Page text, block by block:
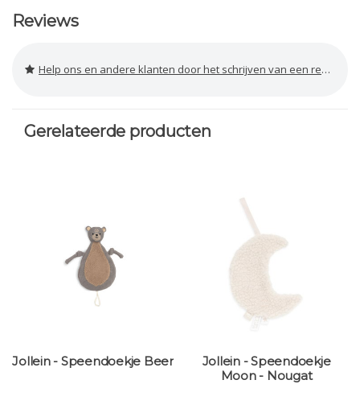
Reviews
Help ons en andere klanten door het schrijven van een review
Gerelateerde producten
Jollein - Speendoekje Beer
Jollein - Speendoekje
Moon - Nougat